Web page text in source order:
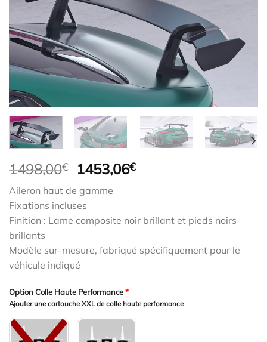
1498,00€
Le
initial
était :
1498,00€.
1453,06€Le
1453,06€.
Aileron haut de gamme
Fixations incluses
Finition : Lame composite noir brillant et pieds noirs
brillants
Modèle sur-mesure, fabriqué spécifiquement pour le
véhicule indiqué
Option Colle Haute Performance*
Ajouter une cartouche XXL de colle haute performance